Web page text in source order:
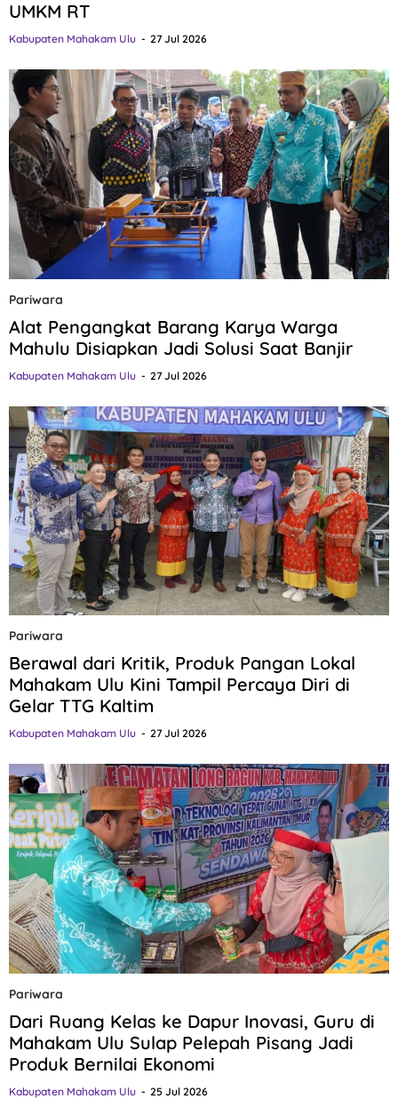
UMKM RT
Kabupaten Mahakam Ulu 27 Jul 2026
Pariwara
Alat Pengangkat Barang Karya Warga
Mahulu Disiapkan Jadi Solusi Saat Banjir
Kabupaten Mahakam Ulu 27 Jul 2026
Pariwara
Berawal dari Kritik, Produk Pangan Lokal
Mahakam Ulu Kini Tampil Percaya Diri di
Gelar TTG Kaltim
Kabupaten Mahakam Ulu 27 Jul 2026
Pariwara
Dari Ruang Kelas ke Dapur Inovasi, Guru di
Mahakam Ulu Sulap Pelepah Pisang Jadi
Produk Bernilai Ekonomi
Kabupaten Mahakam Ulu 25 Jul 2026